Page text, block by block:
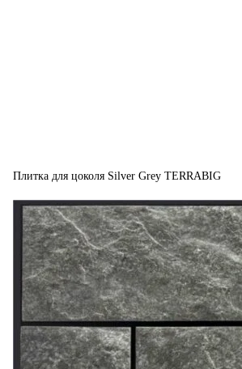
Плитка для цоколя Silver Grey TERRABIG